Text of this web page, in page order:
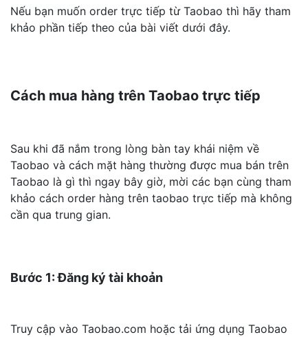
Nếu bạn muốn order trực tiếp từ Taobao thì hãy tham
khảo phần tiếp theo của bài viết dưới đây.
Cách mua hàng trên Taobao trực tiếp
Sau khi đã nắm trong lòng bàn tay khái niệm về
Taobao và cách mặt hàng thường được mua bán trên
Taobao là gì thì ngay bây giờ, mời các bạn cùng tham
khảo cách order hàng trên taobao trực tiếp mà không
cần qua trung gian.
Bước 1: Đăng ký tài khoản
Truy cập vào Taobao.com hoặc tải ứng dụng Taobao